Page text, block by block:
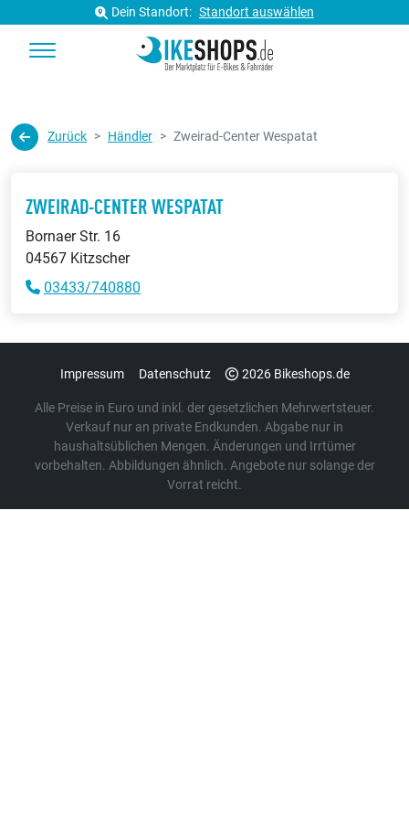
Dein Standort: Standort auswählen
Zurück Händler Zweirad-Center Wespatat
ZWEIRAD-CENTER WESPATAT
Bornaer Str. 16
04567 Kitzscher
03433/740880
Impressum Datenschutz 2026 Bikeshops.de
Alle Preise in Euro und inkl. der gesetzlichen Mehrwertsteuer.
Verkauf nur an private Endkunden. Abgabe nur in
haushaltsüblichen Mengen. Änderungen und Irrtümer
vorbehalten. Abbildungen ähnlich. Angebote nur solange der
Vorrat reicht.